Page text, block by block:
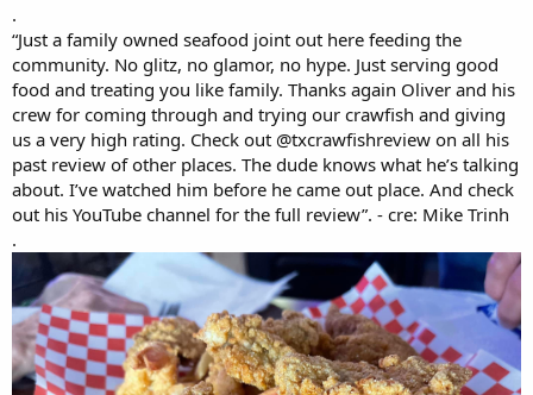
.
“Just a family owned seafood joint out here feeding the
community. No glitz, no glamor, no hype. Just serving good
food and treating you like family. Thanks again Oliver and his
crew for coming through and trying our crawfish and giving
us a very high rating. Check out @txcrawfishreview on all his
past review of other places. The dude knows what he’s talking
about. I’ve watched him before he came out place. And check
out his YouTube channel for the full review”. - cre: Mike Trinh
.